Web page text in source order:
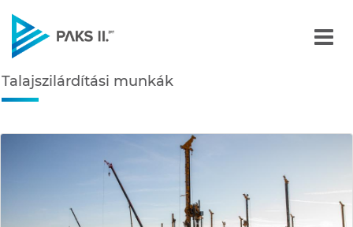
Navigáció
Talajszilárdítási munkák
Talajszilárdítási munkák